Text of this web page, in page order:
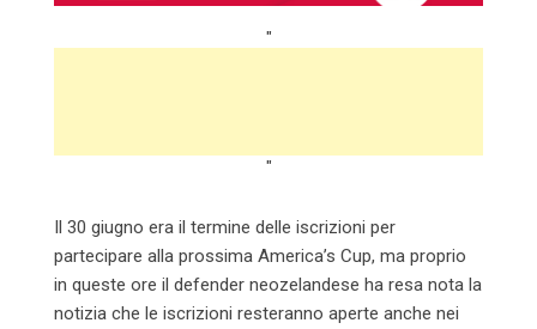
"
"
Il 30 giugno era il termine delle iscrizioni per
partecipare alla prossima America’s Cup, ma proprio
in queste ore il defender neozelandese ha resa nota la
notizia che le iscrizioni resteranno aperte anche nei